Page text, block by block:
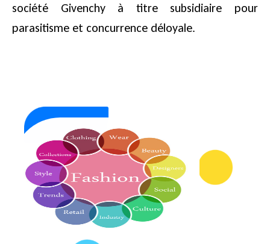
société Givenchy à titre subsidiaire pour
parasitisme et concurrence déloyale.